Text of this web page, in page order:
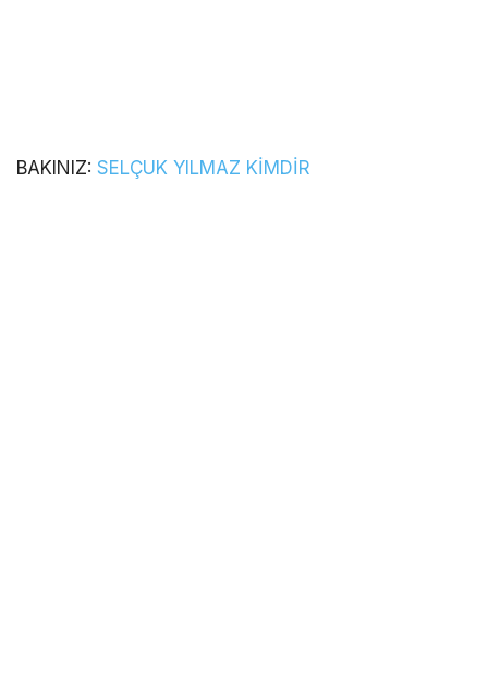
BAKINIZ: SELÇUK YILMAZ KİMDİR